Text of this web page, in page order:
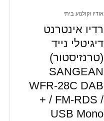
אודיו וקולנוע ביתי
רדיו אינטרנט
דיגיטלי נייד
(טרנזיסטור)
SANGEAN
WFR-28C DAB
+ / FM-RDS /
USB Mono